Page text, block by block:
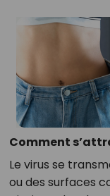
Comment
Le virus se
ou des surfaces